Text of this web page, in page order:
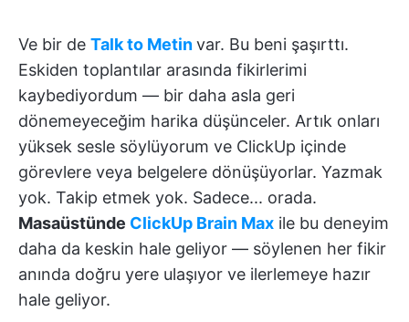
Ve bir de Talk to Metinvar. Bu beni şaşırttı.
Eskiden toplantılar arasında fikirlerimi
kaybediyordum — bir daha asla geri
dönemeyeceğim harika düşünceler. Artık onları
yüksek sesle söylüyorum ve ClickUp içinde
görevlere veya belgelere dönüşüyorlar. Yazmak
yok. Takip etmek yok. Sadece... orada.
Masaüstünde ClickUp Brain Max ile bu deneyim
daha da keskin hale geliyor — söylenen her fikir
anında doğru yere ulaşıyor ve ilerlemeye hazır
hale geliyor.